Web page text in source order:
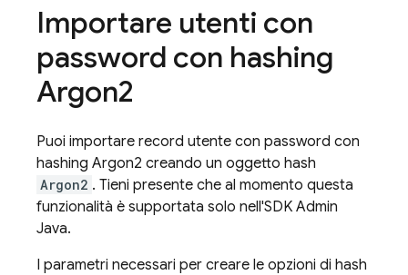
Importare utenti con
password con hashing
Argon2
Puoi importare record utente con password con
hashing Argon2 creando un oggetto hash
Argon2 . Tieni presente che al momento questa
funzionalità è supportata solo nell'SDK Admin
Java.
I parametri necessari per creare le opzioni di hash